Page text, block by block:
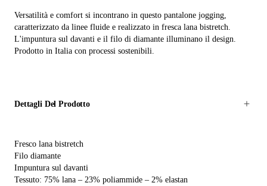
Versatilità e comfort si incontrano in questo pantalone jogging,
caratterizzato da linee fluide e realizzato in fresca lana bistretch.
L'impuntura sul davanti e il filo di diamante illuminano il design.
Prodotto in Italia con processi sostenibili.
Dettagli Del Prodotto
Fresco lana bistretch
Filo diamante
Impuntura sul davanti
Tessuto: 75% lana – 23% poliammide – 2% elastan